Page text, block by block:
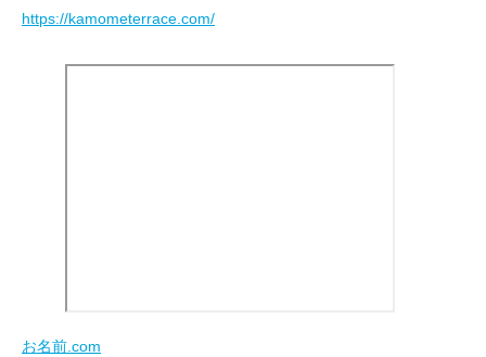
https://kamometerrace.com/
お名前.com